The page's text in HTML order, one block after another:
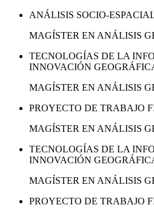
ANÁLISIS SOCIO-
MAGÍSTER EN ANÁLISIS
TECNOLOGÍAS DE LA
INNOVACIÓN
MAGÍSTER EN ANÁLISIS
PROYECTO DE TRABAJO
MAGÍSTER EN ANÁLISIS
TECNOLOGÍAS DE LA
INNOVACIÓN
MAGÍSTER EN ANÁLISIS
PROYECTO DE TRABAJO